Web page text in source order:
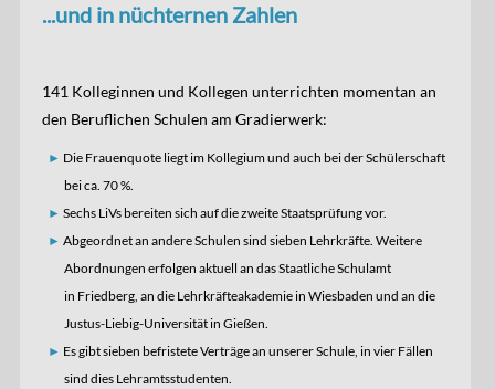
...und in nüchternen Zahlen
141 Kolleginnen und Kollegen unterrichten momentan an
den Beruflichen Schulen am Gradierwerk:
Die Frauenquote liegt im Kollegium und auch bei der Schülerschaft
bei ca. 70 %.
Sechs LiVs bereiten sich auf die zweite Staatsprüfung vor.
Abgeordnet an andere Schulen sind sieben Lehrkräfte. Weitere
Abordnungen erfolgen aktuell an das Staatliche Schulamt
in Friedberg, an die Lehrkräfteakademie in Wiesbaden und an die
Justus-Liebig-Universität in Gießen.
Es gibt sieben befristete Verträge an unserer Schule, in vier Fällen
sind dies Lehramtsstudenten.